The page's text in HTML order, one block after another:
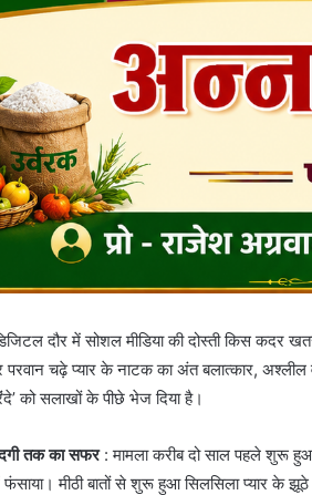
दौर में सोशल मीडिया की दोस्ती किस कदर
परवान चढ़े प्यार के नाटक का अंत बलात्कार,
को सलाखों के पीछे भेज दिया है।
तक का सफर: मामला करीब दो साल पहले शुरू
मीठी बातों से शुरू हुआ सिलसिला प्यार के